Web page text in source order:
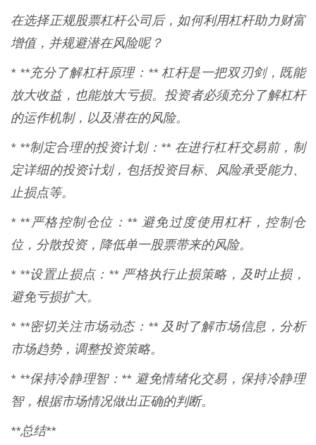
在选择正规股票杠杆公司后，如何利用杠杆助力财富
增值，并规避潜在风险呢？
* **充分了解杠杆原理：** 杠杆是一把双刃剑，既能
放大收益，也能放大亏损。投资者必须充分了解杠杆
的运作机制，以及潜在的风险。
* **制定合理的投资计划：** 在进行杠杆交易前，制
定详细的投资计划，包括投资目标、风险承受能力、
止损点等。
* **严格控制仓位：** 避免过度使用杠杆，控制仓
位，分散投资，降低单一股票带来的风险。
* **设置止损点：** 严格执行止损策略，及时止损，
避免亏损扩大。
* **密切关注市场动态：** 及时了解市场信息，分析
市场趋势，调整投资策略。
* **保持冷静理智：** 避免情绪化交易，保持冷静理
智，根据市场情况做出正确的判断。
**总结**